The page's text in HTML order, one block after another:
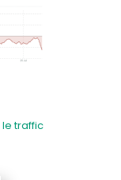
le traffic